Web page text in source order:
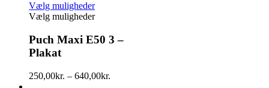
Vælg muligheder
Vælg muligheder
Puch Maxi E50 3 –
Plakat
250,00kr. – 640,00kr.